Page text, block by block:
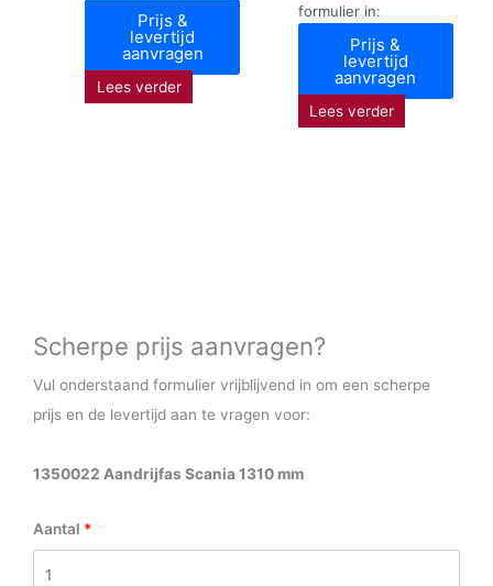
Prijs &
levertijd
aanvragen
Lees verder
formulier in:
Prijs &
levertijd
aanvragen
Lees verder
Scherpe prijs aanvragen?
Vul onderstaand formulier vrijblijvend in om een scherpe
prijs en de levertijd aan te vragen voor:
1350022 Aandrijfas Scania 1310 mm
Aantal